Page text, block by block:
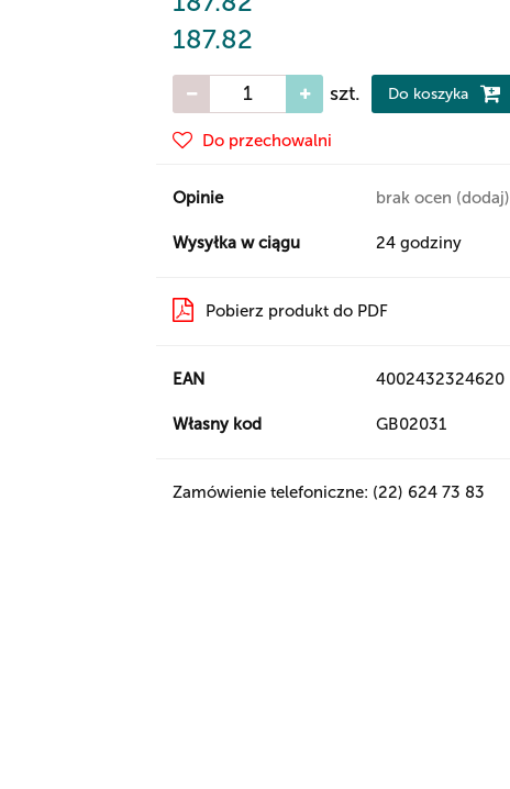
187.82
szt. Do koszyka
Do przechowalni
Opinie brak ocen (dodaj)
Wysyłka w ciągu 24 godziny
Pobierz produkt do PDF
EAN 4002432324620
Własny kod GB02031
Zamówienie telefoniczne: (22) 624 73 83